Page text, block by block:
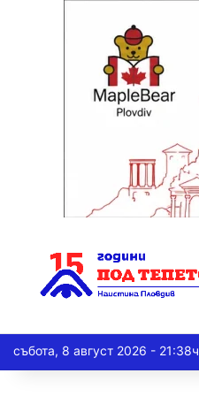
събота, 8 август 2026 - 21:38ч